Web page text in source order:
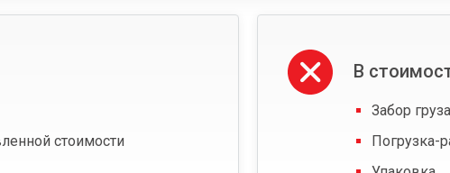
стоимости
В
Забор
Погрузка-